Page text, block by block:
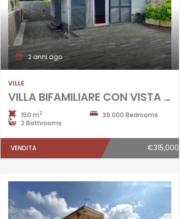
2 anni ago
VILLE
VILLA BIFAMILIARE CON VISTA LAGO Lago Patria
150 m2
39.000 Bedrooms
2 Bathrooms
VENDITA €315,000